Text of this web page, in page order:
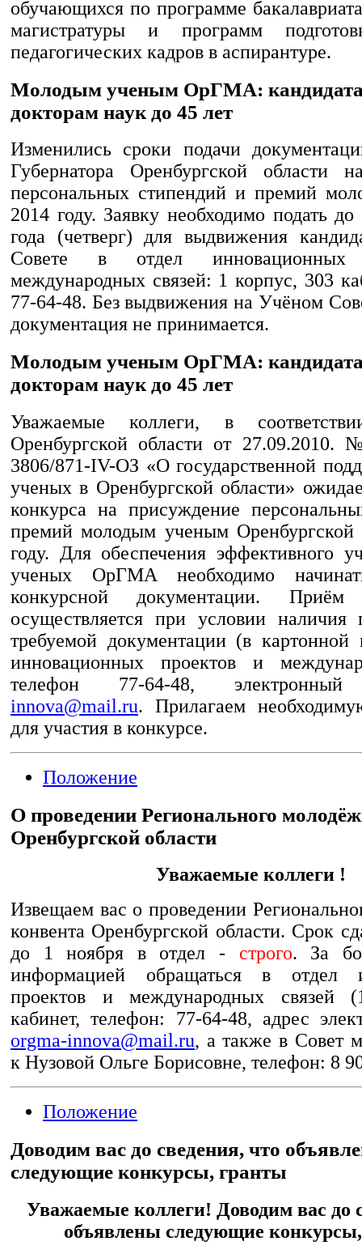
обучающихся по программе
магистратуры и программ
педагогических кадров в аспирантуре.
Молодым ученым ОрГМА:
докторам наук до 45 лет
Изменились сроки подачи
Губернатора Оренбургской области
персональных стипендий и премий
2014 году. Заявку необходимо подать
года (четверг) для выдвижения
Совете в отдел
международных связей: 1 корпус, 303
77-64-48. Без выдвижения на Учёном
документация не принимается.
Молодым ученым ОрГМА:
докторам наук до 45 лет
Уважаемые коллеги, в
Оренбургской области от
3806/871-IV-ОЗ «О государственной
ученых в Оренбургской области»
конкурса на присуждение
премий молодым ученым Оренбургской
году. Для обеспечения эффективного
ученых ОрГМА необходимо
конкурсной документации. Приём
осуществляется при условии наличия
требуемой документации (в картонной
инновационных проектов и
телефон 77-64-48,
innova@mail.ru. Прилагаем
для участия в конкурсе.
Положение
О проведении Регионального
Оренбургской области
Уважаемые коллеги !
Извещаем вас о проведении
конвента Оренбургской области. Срок
до 1 ноября в отдел - строго. За
информацией обращаться в отдел
проектов и международных связей
кабинет, телефон: 77-64-48, адрес
orgma-innova@mail.ru, а также в Совет
к Нузовой Ольге Борисовне, телефон: 8
Положение
Доводим вас до сведения, что
следующие конкурсы, гранты
Уважаемые коллеги! Доводим вас до
объявлены следующие